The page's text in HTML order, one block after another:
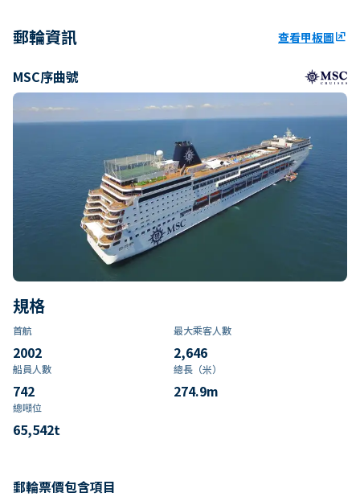
郵輪資訊 查看甲板圖ungroup
MSC序曲號
規格
首航
2002
最大乘客人數
2,646
船員人數
742
總長（米）
274.9m
總噸位
65,542t
郵輪票價包含項目